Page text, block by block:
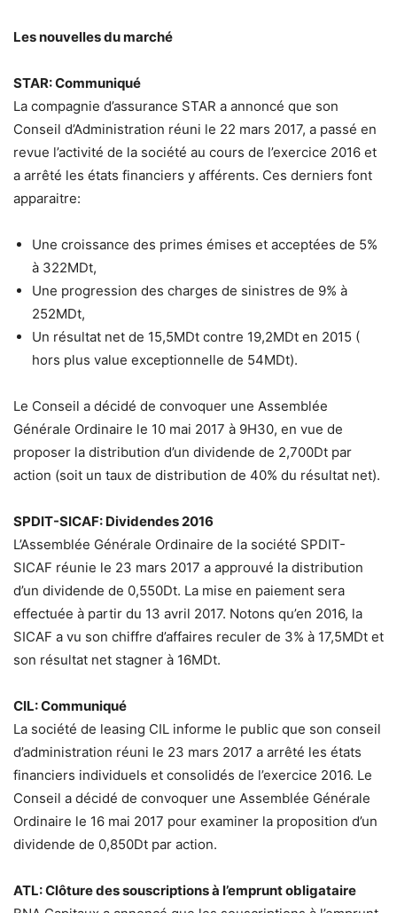
Les nouvelles du marché
STAR: Communiqué
La compagnie d’assurance STAR a annoncé que son
Conseil d’Administration réuni le 22 mars 2017, a passé en
revue l’activité de la société au cours de l’exercice 2016 et
a arrêté les états financiers y afférents. Ces derniers font
apparaitre:
Une croissance des primes émises et acceptées de 5%
à 322MDt,
Une progression des charges de sinistres de 9% à
252MDt,
Un résultat net de 15,5MDt contre 19,2MDt en 2015 (
hors plus value exceptionnelle de 54MDt).
Le Conseil a décidé de convoquer une Assemblée
Générale Ordinaire le 10 mai 2017 à 9H30, en vue de
proposer la distribution d’un dividende de 2,700Dt par
action (soit un taux de distribution de 40% du résultat net).
SPDIT-SICAF: Dividendes 2016
L’Assemblée Générale Ordinaire de la société SPDIT-
SICAF réunie le 23 mars 2017 a approuvé la distribution
d’un dividende de 0,550Dt. La mise en paiement sera
effectuée à partir du 13 avril 2017. Notons qu’en 2016, la
SICAF a vu son chiffre d’affaires reculer de 3% à 17,5MDt et
son résultat net stagner à 16MDt.
CIL: Communiqué
La société de leasing CIL informe le public que son conseil
d’administration réuni le 23 mars 2017 a arrêté les états
financiers individuels et consolidés de l’exercice 2016. Le
Conseil a décidé de convoquer une Assemblée Générale
Ordinaire le 16 mai 2017 pour examiner la proposition d’un
dividende de 0,850Dt par action.
ATL: Clôture des souscriptions à l’emprunt obligataire